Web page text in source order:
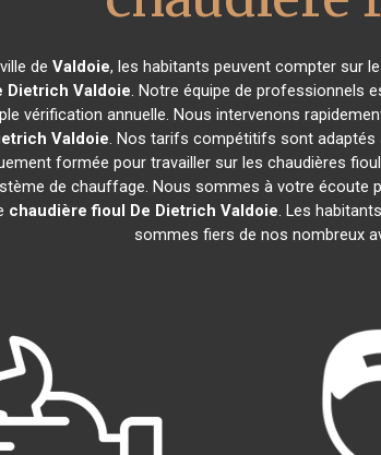
de Valdoie, les habitants peuvent compter sur
Dietrich Valdoie. Notre équipe de professionnels
vérification annuelle. Nous intervenons
Valdoie. Nos tarifs compétitifs sont adaptés
formée pour travailler sur les chaudières
de chauffage. Nous sommes à votre écoute
chaudière fioul De Dietrich Valdoie. Les
sommes fiers de nos nombreux